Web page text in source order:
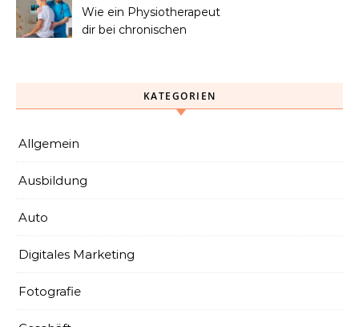
benötigen
Wie ein Physiotherapeut
dir bei chronischen
KATEGORIEN
Allgemein
Ausbildung
Auto
Digitales Marketing
Fotografie